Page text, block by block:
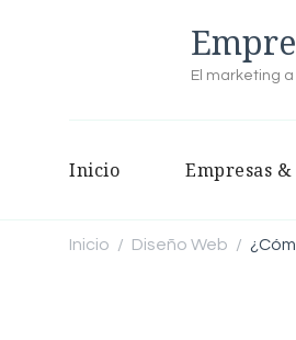
El marketing
Inicio Empresas
Inicio / Diseño Web /